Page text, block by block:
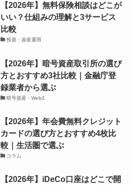
【2026年】無料保険相談はどこが
いい？仕組みの理解と3サービス
比較
投資・資産運用
【2026年】暗号資産取引所の選び
方とおすすめ3社比較｜金融庁登
録業者から選ぶ
暗号資産・Web3
【2026年】年会費無料クレジット
カードの選び方とおすすめ4枚比
較｜生活圏で選ぶ
コラム
【2026年】iDeCo口座はどこで開